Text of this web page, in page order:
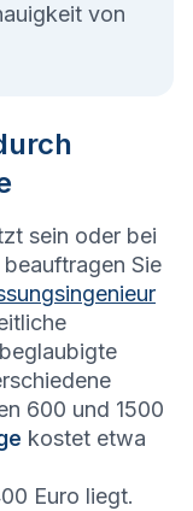
von
sein oder bei
Sie
600 und 1500
kostet etwa
Euro liegt.